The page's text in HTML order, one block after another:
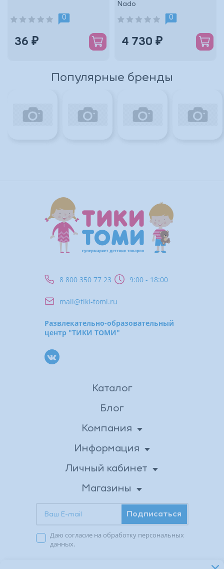
0
36 ₽
Nado
0
4 730 ₽
Популярные бренды
8 800 350 77 23 9:00 - 18:00
mail@tiki-tomi.ru
Развлекательно-образовательный
центр "ТИКИ ТОМИ"
Каталог
Блог
Компания
Новости
Контакты
Информация
Доставка
Возврат товара
Публичная оферта
Личный кабинет
Личные данные
Бонусная программа
Заказы
Магазины
Адреса магазинов
Акции в магазинах
Подписаться
Даю согласие на обработку персональных
данных.